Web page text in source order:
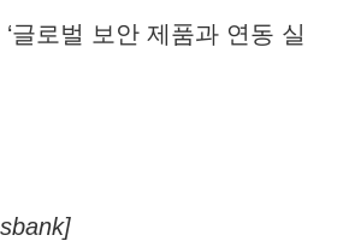
글로벌 보안 제품과 연동 실